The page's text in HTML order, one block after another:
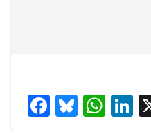
F Bl W Li